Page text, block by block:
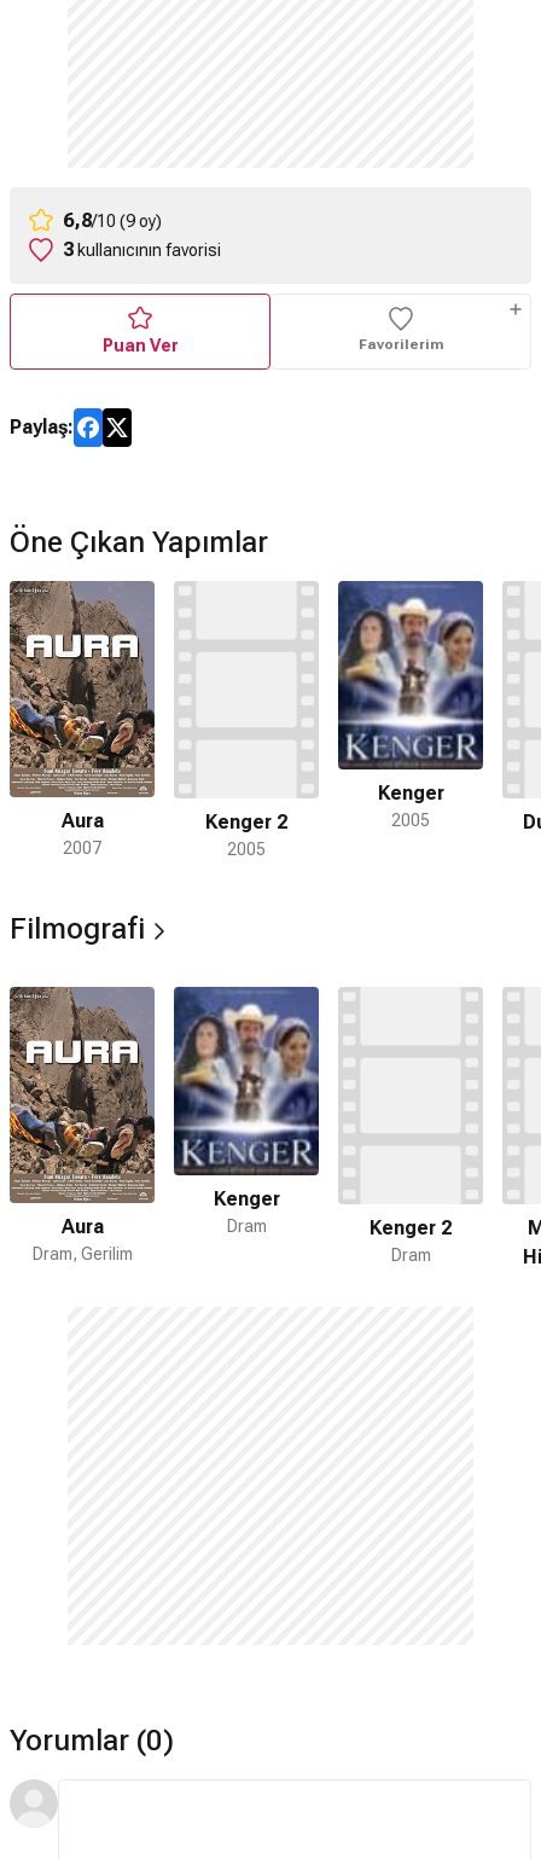
6,8/10 (9 oy)
3kullanıcının favorisi
Puan Ver Favorilerim
Paylaş:
Öne Çıkan Yapımlar
Aura
2007
Kenger 2
2005
Kenger
2005
Filmografi
Aura
Dram, Gerilim
Kenger
Dram Kenger 2
Dram
Yorumlar (0)